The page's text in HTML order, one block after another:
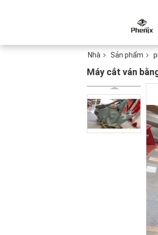
Nhà Sản phẩm
Máy cắt ván